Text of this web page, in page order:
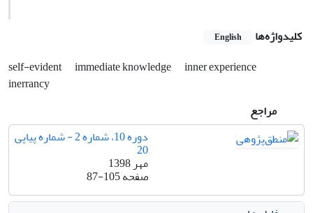
کلیدواژه‌ها English
self-evident immediate knowledge
inner experience
inerrancy
مراجع
دوره 10، شماره 2 - شماره پیاپی
20
مهر 1398
صفحه87-105